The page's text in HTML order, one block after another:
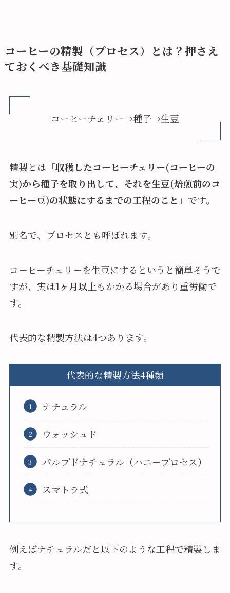
コーヒーの精製（プロセス）とは？押さえ
ておくべき基礎知識
コーヒーチェリー→種子→生豆
精製とは「収穫したコーヒーチェリー(コーヒーの
実)から種子を取り出して、それを生豆(焙煎前のコ
ーヒー豆)の状態にするまでの工程のこと 」です。
別名で、プロセスとも呼ばれます。
コーヒーチェリーを生豆にするというと簡単そうで
すが、実は1ヶ月以上もかかる場合があり重労働で
す。
代表的な精製方法は4つあります。
代表的な精製方法4種類
ナチュラル
ウォッシュド
パルプドナチュラル（ハニープロセス）
スマトラ式
例えばナチュラルだと以下のような工程で精製しま
す。